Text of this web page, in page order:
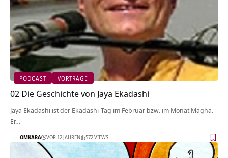
PODCAST VORTRÄGE
02 Die Geschichte von Jaya Ekadashi
Jaya Ekadashi ist der Ekadashi-Tag im Februar bzw. im Monat Magha.
Er…
OMKARA VOR 12 JAHREN 572 VIEWS